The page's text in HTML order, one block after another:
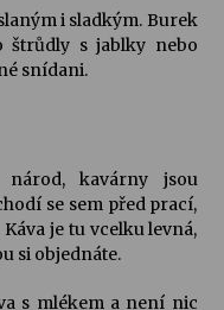
i sladkým. Burek
štrůdly s jablky nebo
snídani.
národ, kavárny jsou
se sem před prací,
je tu vcelku levná,
si objednáte.
s mlékem a není nic